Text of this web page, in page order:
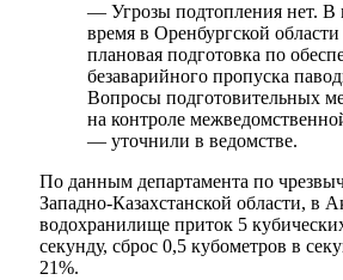
— Угрозы подтопления нет. В
время в Оренбургской области
плановая подготовка по
безаварийного пропуска
Вопросы подготовительных
на контроле
— уточнили в ведомстве.
По данным департамента по
Западно-Казахстанской области, в
водохранилище приток 5
секунду, сброс 0,5 кубометров в
21%.